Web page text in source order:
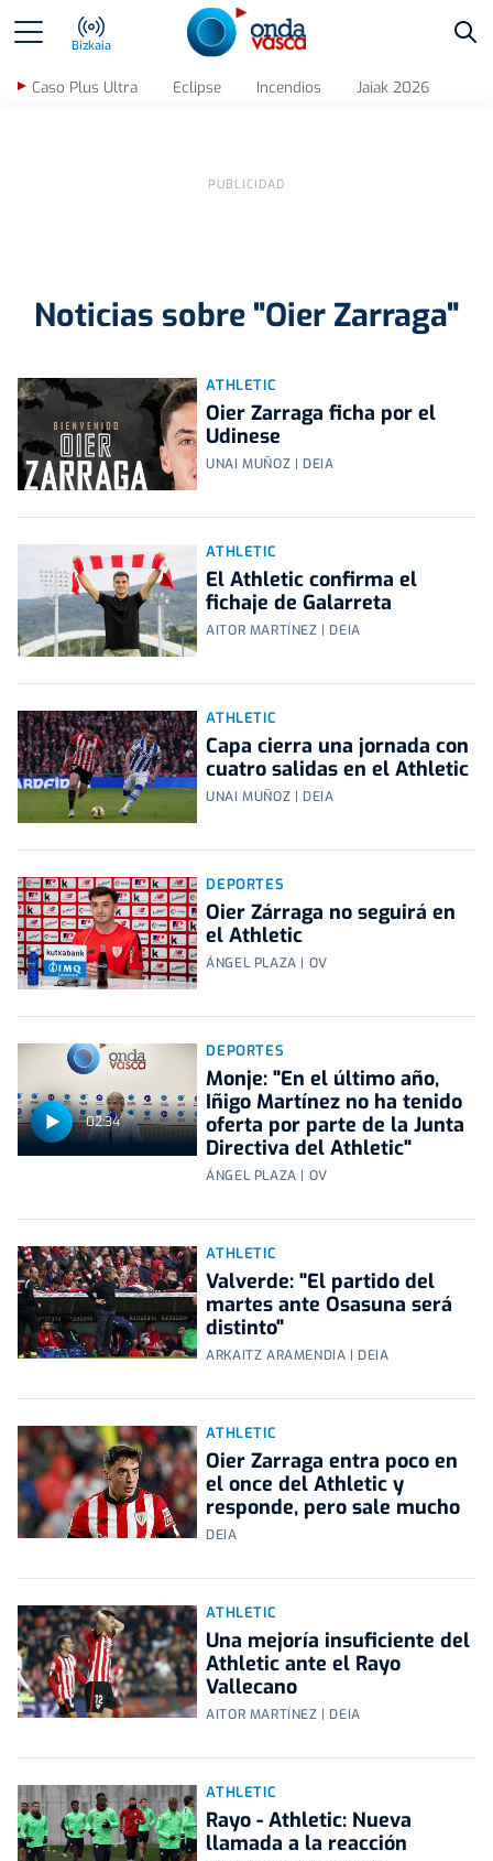
Bizkaia
Caso Plus Ultra Eclipse Incendios Jaiak 2026
Noticias sobre "Oier Zarraga"
ATHLETIC
Oier Zarraga ficha por el
Udinese
UNAI MUÑOZ | DEIA
ATHLETIC
El Athletic confirma el
fichaje de Galarreta
AITOR MARTÍNEZ | DEIA
ATHLETIC
Capa cierra una jornada con
cuatro salidas en el Athletic
UNAI MUÑOZ | DEIA
DEPORTES
Oier Zárraga no seguirá en
el Athletic
ÁNGEL PLAZA | OV
02:34
DEPORTES
Monje: "En el último año,
Iñigo Martínez no ha tenido
oferta por parte de la Junta
Directiva del Athletic"
ÁNGEL PLAZA | OV
ATHLETIC
Valverde: "El partido del
martes ante Osasuna será
distinto"
ARKAITZ ARAMENDIA | DEIA
ATHLETIC
Oier Zarraga entra poco en
el once del Athletic y
responde, pero sale mucho
DEIA
ATHLETIC
Una mejoría insuficiente del
Athletic ante el Rayo
Vallecano
AITOR MARTÍNEZ | DEIA
ATHLETIC
Rayo - Athletic: Nueva
llamada a la reacción